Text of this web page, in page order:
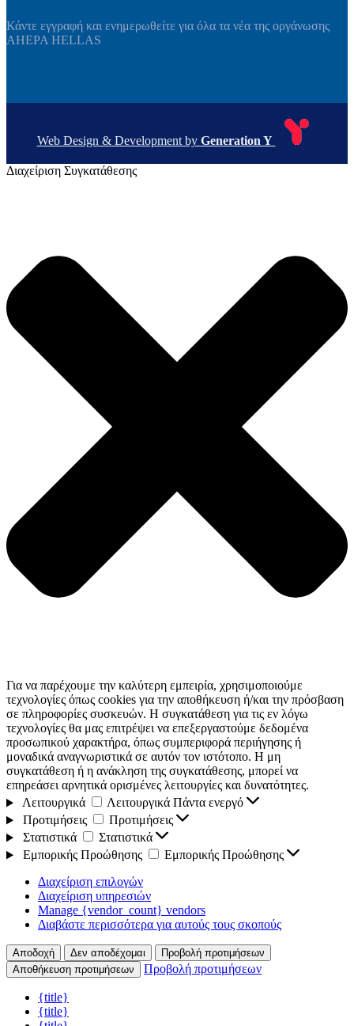
Κάντε εγγραφή και ενημερωθείτε για όλα τα νέα της οργάνωσης
AHEPA HELLAS
Web Design & Development by Generation Y
Διαχείριση Συγκατάθεσης
Για να παρέχουμε την καλύτερη εμπειρία, χρησιμοποιούμε
τεχνολογίες όπως cookies για την αποθήκευση ή/και την πρόσβαση
σε πληροφορίες συσκευών. Η συγκατάθεση για τις εν λόγω
τεχνολογίες θα μας επιτρέψει να επεξεργαστούμε δεδομένα
προσωπικού χαρακτήρα, όπως συμπεριφορά περιήγησης ή
μοναδικά αναγνωριστικά σε αυτόν τον ιστότοπο. Η μη
συγκατάθεση ή η ανάκληση της συγκατάθεσης, μπορεί να
επηρεάσει αρνητικά ορισμένες λειτουργίες και δυνατότητες.
Λειτουργικά
Λειτουργικά Πάντα ενεργό
Προτιμήσεις
Προτιμήσεις
Στατιστικά
Στατιστικά
Εμπορικής Προώθησης
Εμπορικής Προώθησης
Διαχείριση επιλογών
Διαχείριση υπηρεσιών
Manage {vendor_count} vendors
Διαβάστε περισσότερα για αυτούς τους σκοπούς
Αποδοχή Δεν αποδέχομαι
Προβολή προτιμήσεων
Αποθήκευση προτιμήσεων
Προβολή προτιμήσεων
{title}
{title}